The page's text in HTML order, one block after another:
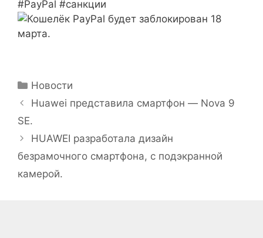
#PayPal #санкции
Рубрики
Новости
Huawei представила смартфон — Nova 9
SE.
HUAWEI разработала дизайн
безрамочного смартфона, с подэкранной
камерой.